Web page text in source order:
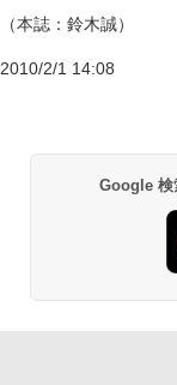
（本誌：鈴木誠）
2010/2/1 14:08
Google 検